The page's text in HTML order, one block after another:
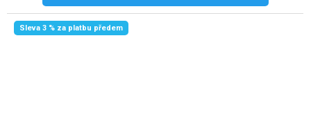
Sleva 3 % za platbu předem